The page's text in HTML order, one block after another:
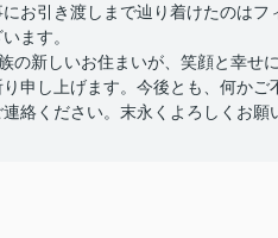
お引き渡しまで辿り着けたのは
ます。
の新しいお住まいが、笑顔と幸せ
り申し上げます。今後とも、何か
絡ください。末永くよろしくお願